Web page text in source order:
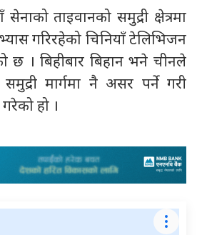
ताइवानको समुद्री क्षेत्रमा
गरिरहेको चिनियाँ टेलिभिजन
छ । बिहीबार बिहान भने चीनले
मार्गमा नै असर पर्ने गरी
हो ।